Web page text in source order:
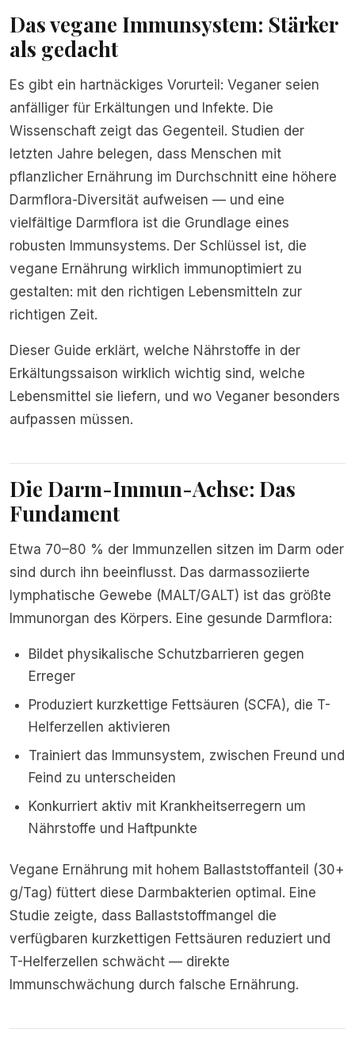
Das vegane Immunsystem: Stärker
als gedacht
Es gibt ein hartnäckiges Vorurteil: Veganer seien
anfälliger für Erkältungen und Infekte. Die
Wissenschaft zeigt das Gegenteil. Studien der
letzten Jahre belegen, dass Menschen mit
pflanzlicher Ernährung im Durchschnitt eine höhere
Darmflora-Diversität aufweisen — und eine
vielfältige Darmflora ist die Grundlage eines
robusten Immunsystems. Der Schlüssel ist, die
vegane Ernährung wirklich immunoptimiert zu
gestalten: mit den richtigen Lebensmitteln zur
richtigen Zeit.
Dieser Guide erklärt, welche Nährstoffe in der
Erkältungssaison wirklich wichtig sind, welche
Lebensmittel sie liefern, und wo Veganer besonders
aufpassen müssen.
Die Darm-Immun-Achse: Das
Fundament
Etwa 70–80 % der Immunzellen sitzen im Darm oder
sind durch ihn beeinflusst. Das darmassoziierte
lymphatische Gewebe (MALT/GALT) ist das größte
Immunorgan des Körpers. Eine gesunde Darmflora:
Bildet physikalische Schutzbarrieren gegen
Erreger
Produziert kurzkettige Fettsäuren (SCFA), die T-
Helferzellen aktivieren
Trainiert das Immunsystem, zwischen Freund und
Feind zu unterscheiden
Konkurriert aktiv mit Krankheitserregern um
Nährstoffe und Haftpunkte
Vegane Ernährung mit hohem Ballaststoffanteil (30+
g/Tag) füttert diese Darmbakterien optimal. Eine
Studie zeigte, dass Ballaststoffmangel die
verfügbaren kurzkettigen Fettsäuren reduziert und
T-Helferzellen schwächt — direkte
Immunschwächung durch falsche Ernährung.